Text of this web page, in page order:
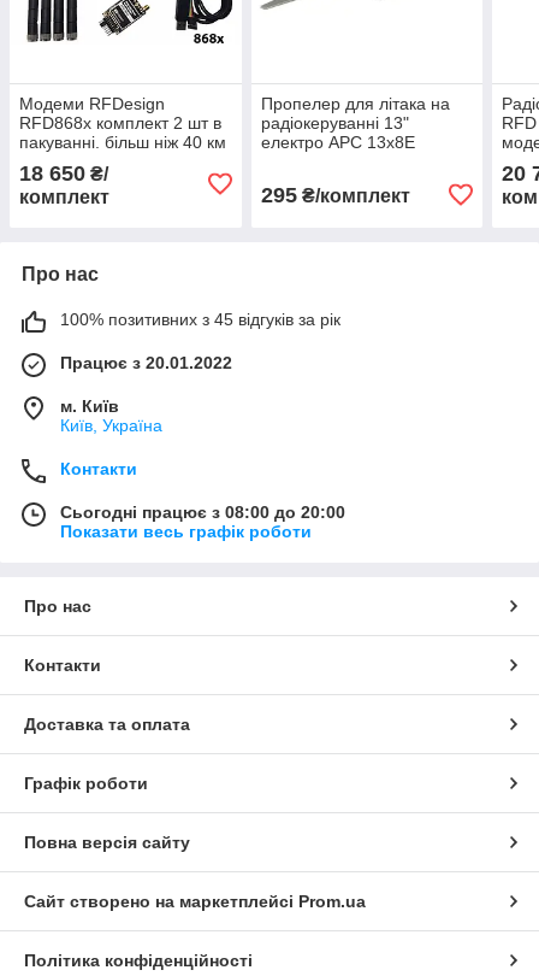
Модеми RFDesign
RFD868x комплект 2 шт в
пакуванні. більш ніж 40 км
18 650 ₴/
комплект
Пропелер для літака на
радіокеруванні 13"
електро APC 13x8E
пакуванні CCW) amc
295₴/комплект
20
Про нас
100% позитивних з 45 відгуків за рік
Працює з 20.01.2022
м. Київ
Київ, Україна
Контакти
Сьогодні працює з 08:00 до 20:00
Показати весь графік роботи
Про нас
Контакти
Доставка та оплата
Графік роботи
Повна версія сайту
Сайт створено на маркетплейсі Prom.ua
Політика конфіденційності